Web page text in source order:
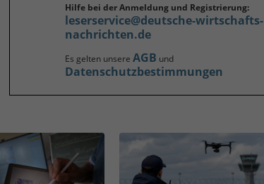
Hilfe bei der Anmeldung und Registrierung:
leserservice@deutsche-wirtschafts-
nachrichten.de
Es gelten unsere AGB und
Datenschutzbestimmungen